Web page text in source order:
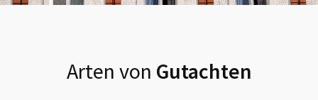
Arten von Gutachten